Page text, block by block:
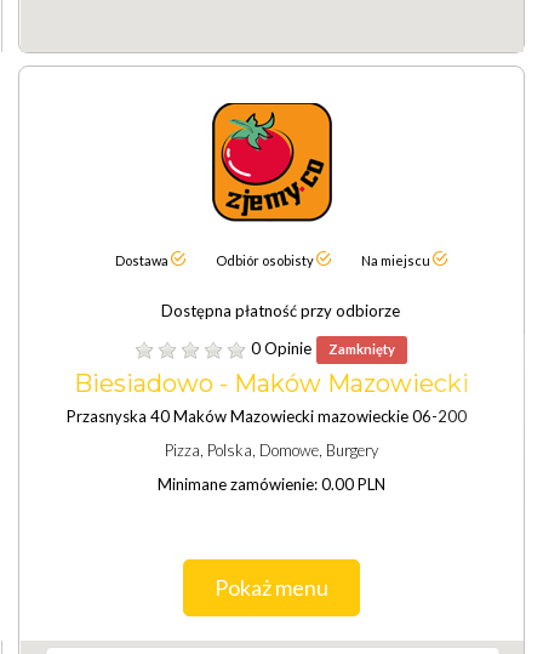
Dostawa Odbiór osobisty Na miejscu
Dostępna płatność przy odbiorze
0 Opinie
Zamknięty
Biesiadowo - Maków Mazowiecki
Przasnyska 40 Maków Mazowiecki mazowieckie 06-200
Pizza, Polska, Domowe, Burgery
Minimane zamówienie: 0.00 PLN
Pokaż menu